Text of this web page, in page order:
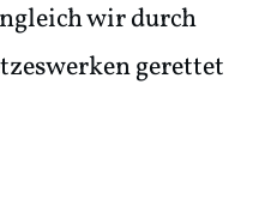
wir durch
gerettet